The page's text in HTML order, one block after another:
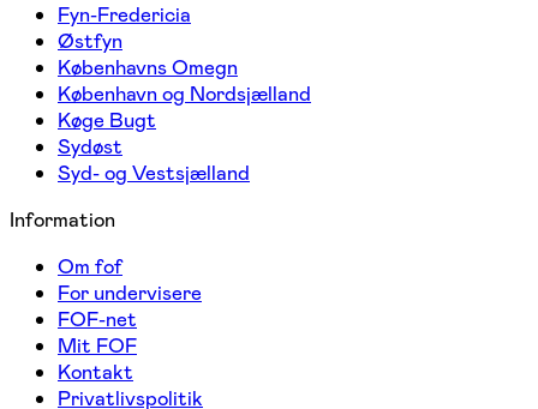
Fyn-Fredericia
Østfyn
Københavns Omegn
København og Nordsjælland
Køge Bugt
Sydøst
Syd- og Vestsjælland
Information
Om fof
For undervisere
FOF-net
Mit FOF
Kontakt
Privatlivspolitik